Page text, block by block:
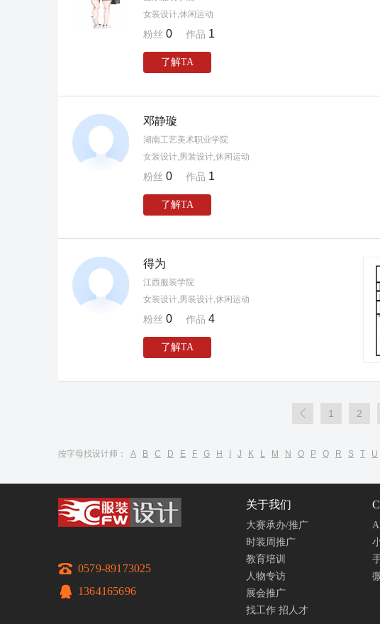
女装设计,休闲运动
粉丝 0 作品 1
了解TA
邓静璇
湖南工艺美术职业学院
女装设计,男装设计,休闲运动
粉丝 0 作品 1
了解TA
得为
江西服装学院
女装设计,男装设计,休闲运动
粉丝 0 作品 4
了解TA
 1 2
按字母找设计师： A B C D E F G H J K L M N O P Q R S T U
0579-89173025
1364165696
关于我们
大赛承办/推广
时装周推广
教育培训
人物专访
展会推广
找工作 招人才